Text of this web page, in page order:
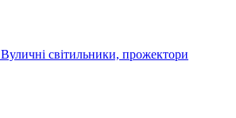
Вуличні світильники, прожектори